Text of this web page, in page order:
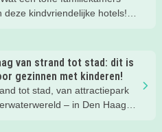
deze kindvriendelijke hotels!
van Valk Exclusief en
heerlijk nachtje weg met je
van strand tot stad: dit is
gezinnen met kinderen!
tot stad, van attractiepark
– in Den Haag